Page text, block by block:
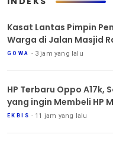
Kasat Lantas Pimpin
Warga di Jalan Masjid
GOWA 3 jam yang lalu
HP Terbaru Oppo A17k,
yang ingin Membeli HP
EKBIS 11 jam yang lalu